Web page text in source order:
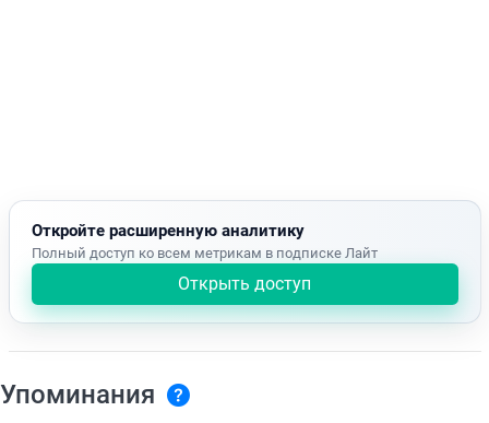
Откройте расширенную аналитику
Полный доступ ко всем метрикам в подписке Лайт
Открыть доступ
Упоминания